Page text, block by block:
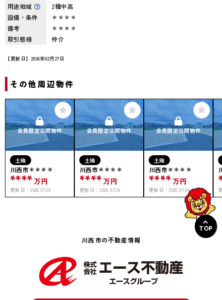
用途地域
2種中高
設備・条件
＊＊＊＊
備考
＊＊＊＊
取引態様
仲介
【更新日】2026年02月27日
その他周辺物件
会員限定公開物件
土地
川西市＊＊＊＊
****万円
更新日：2026.07.28
会員限定公開物件
土地
川西市＊＊＊＊
****万円
更新日：2026.07.28
会員限定公開物件
土地
川西市＊＊＊＊
****万円
更新日：2026.07.04
TOP
川西市の不動産情報